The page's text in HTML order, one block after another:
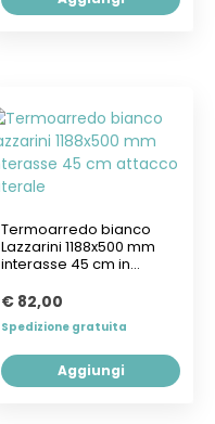
Termoarredo bianco
Lazzarini 1188x500 mm
interasse 45 cm in
€ 82,00
Spedizione gratuita
Aggiungi